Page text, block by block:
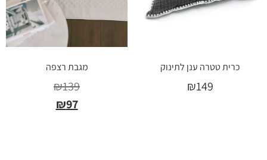
כרית טטרה ענן לתינוק
₪149
מגבת רצפה
₪139
₪97